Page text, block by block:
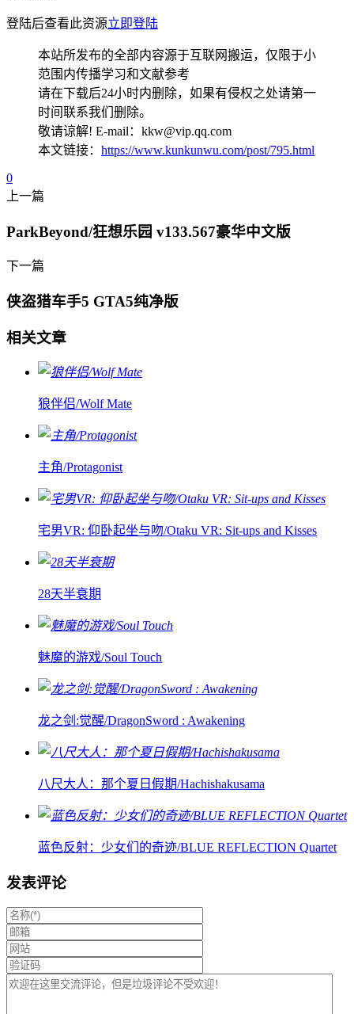
登陆后查看此资源立即登陆
本站所发布的全部内容源于互联网搬运，仅限于小
范围内传播学习和文献参考
请在下载后24小时内删除，如果有侵权之处请第一
时间联系我们删除。
敬请谅解! E-mail：kkw@vip.qq.com
本文链接： https://www.kunkunwu.com/post/795.html
0
上一篇
ParkBeyond/狂想乐园 v133.567豪华中文版
下一篇
侠盗猎车手5 GTA5纯净版
相关文章
狼伴侣/Wolf Mate
主角/Protagonist
宅男VR: 仰卧起坐与吻/Otaku VR: Sit-ups and Kisses
28天半衰期
魅魔的游戏/Soul Touch
龙之剑:觉醒/DragonSword : Awakening
八尺大人：那个夏日假期/Hachishakusama
蓝色反射：少女们的奇迹/BLUE REFLECTION Quartet
发表评论